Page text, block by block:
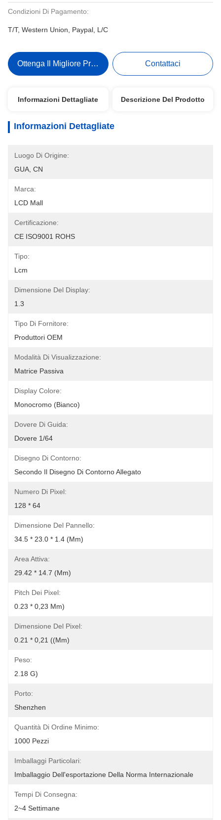
Condizioni Di Pagamento:
T/T, Western Union, Paypal, L/C
Ottenga Il Migliore Prezzo Contattaci
Informazioni Dettagliate Descrizione Del Prodotto
Informazioni Dettagliate
Luogo Di Origine:
GUA, CN
Marca:
LCD Mall
Certificazione:
CE ISO9001 ROHS
Tipo:
Lcm
Dimensione Del Display:
1.3
Tipo Di Fornitore:
Produttori OEM
Modalità Di Visualizzazione:
Matrice Passiva
Display Colore:
Monocromo (bianco)
Dovere Di Guida:
Dovere 1/64
Disegno Di Contorno:
Secondo Il Disegno Di Contorno Allegato
Numero Di Pixel:
128 * 64
Dimensione Del Pannello:
34.5 * 23.0 * 1.4 (mm)
Area Attiva:
29.42 * 14.7 (mm)
Pitch Dei Pixel:
0.23 * 0,23 Mm)
Dimensione Del Pixel:
0.21 * 0,21 ((mm)
Peso:
2.18 G)
Porto:
Shenzhen
Quantità Di Ordine Minimo:
1000 Pezzi
Imballaggi Particolari:
Imballaggio Dell'esportazione Della Norma Internazionale
Tempi Di Consegna:
2~4 Settimane